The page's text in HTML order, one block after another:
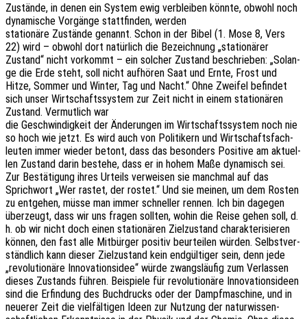
Zustän­de, in denen ein System ewig verblei­ben könnte, obwohl noch
dyna­mi­sche Vorgän­ge statt­fin­den, werden
statio­nä­re Zustän­de genannt. Schon in der Bibel (1. Mose 8, Vers
22) wird – obwohl dort natür­lich die Bezeich­nung „statio­nä­rer
Zustand“ nicht vorkommt – ein solcher Zustand beschrie­ben: „Solan­
ge die Erde steht, soll nicht aufhö­ren Saat und Ernte, Frost und
Hitze, Sommer und Winter, Tag und Nacht.“ Ohne Zwei­fel befin­det
sich unser Wirt­schafts­sys­tem zur Zeit nicht in einem statio­nä­ren
Zustand. Vermut­lich war
die Geschwin­dig­keit der Ände­run­gen im Wirt­schafts­sys­tem noch nie
so hoch wie jetzt. Es wird auch von Poli­ti­kern und Wirt­schafts­fach­
leu­ten immer wieder betont, dass das beson­ders Posi­ti­ve am aktu­el­
len Zustand darin bestehe, dass er in hohem Maße dyna­misch sei.
Zur Bestä­ti­gung ihres Urteils verwei­sen sie manch­mal auf das
Sprich­wort „Wer rastet, der rostet.“ Und sie meinen, um dem Rosten
zu entge­hen, müsse man immer schnel­ler rennen. Ich bin dage­gen
über­zeugt, dass wir uns fragen soll­ten, wohin die Reise gehen soll, d.
h. ob wir nicht doch einen statio­nä­ren Ziel­zu­stand charak­te­ri­sie­ren
können, den fast alle Mitbür­ger posi­tiv beur­tei­len würden. Selbst­ver­
ständ­lich kann dieser Ziel­zu­stand kein endgül­ti­ger sein, denn jede
„revo­lu­tio­nä­re Inno­va­ti­ons­idee“ würde zwangs­läu­fig zum Verlas­sen
dieses Zustands führen. Beispie­le für revo­lu­tio­nä­re Inno­va­ti­ons­ideen
sind die Erfin­dung des Buch­drucks oder der Dampf­ma­schi­ne, und in
neue­rer Zeit die viel­fäl­ti­gen Ideen zur Nutzung der natur­wis­sen­